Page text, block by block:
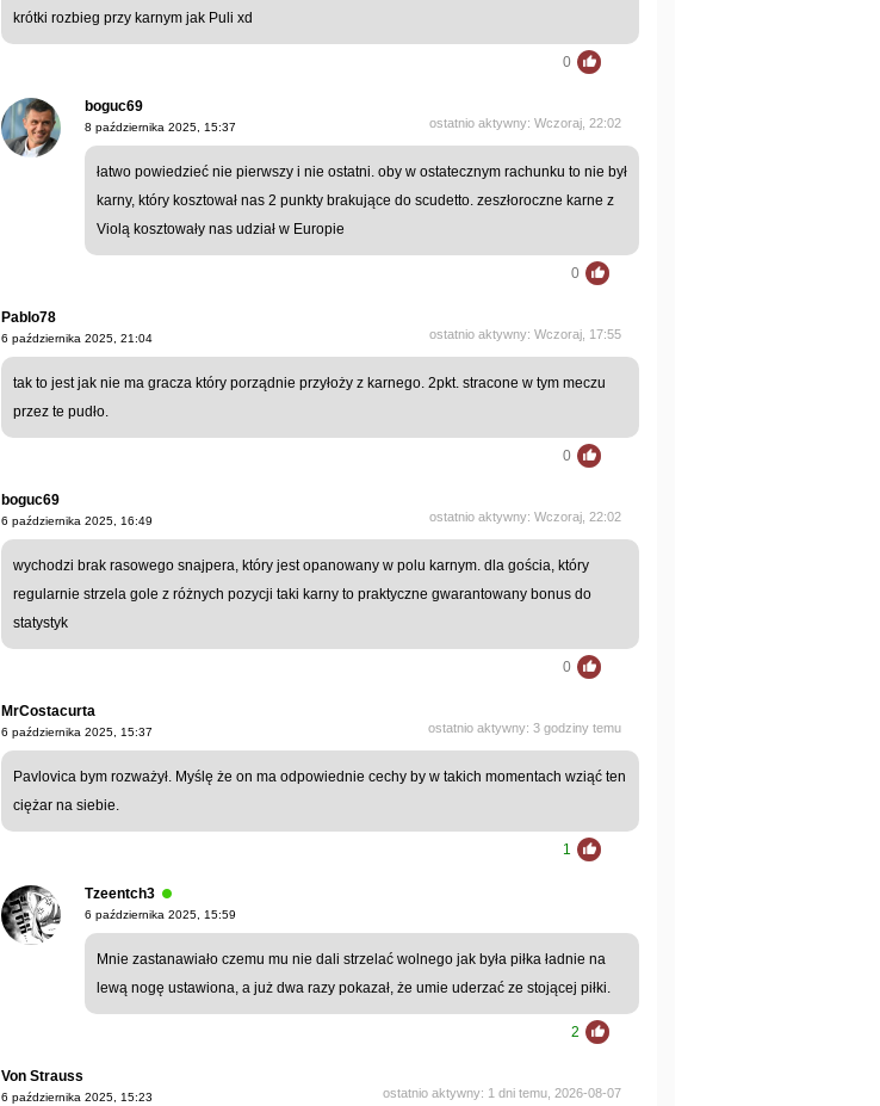
krótki rozbieg przy karnym jak Puli xd
0
boguc69
ostatnio aktywny: Wczoraj, 22:02
8 października 2025, 15:37
łatwo powiedzieć nie pierwszy i nie ostatni. oby w ostatecznym rachunku to nie był
karny, który kosztował nas 2 punkty brakujące do scudetto. zeszłoroczne karne z
Violą kosztowały nas udział w Europie
0
Pablo78
ostatnio aktywny: Wczoraj, 17:55
6 października 2025, 21:04
tak to jest jak nie ma gracza który porządnie przyłoży z karnego. 2pkt. stracone w tym meczu
przez te pudło.
0
boguc69
ostatnio aktywny: Wczoraj, 22:02
6 października 2025, 16:49
wychodzi brak rasowego snajpera, który jest opanowany w polu karnym. dla gościa, który
regularnie strzela gole z różnych pozycji taki karny to praktyczne gwarantowany bonus do
statystyk
0
MrCostacurta
ostatnio aktywny: 3 godziny temu
6 października 2025, 15:37
Pavlovica bym rozważył. Myślę że on ma odpowiednie cechy by w takich momentach wziąć ten
ciężar na siebie.
1
Tzeentch3
6 października 2025, 15:59
Mnie zastanawiało czemu mu nie dali strzelać wolnego jak była piłka ładnie na
lewą nogę ustawiona, a już dwa razy pokazał, że umie uderzać ze stojącej piłki.
2
Von Strauss
ostatnio aktywny: 1 dni temu, 2026-08-07
6 października 2025, 15:23